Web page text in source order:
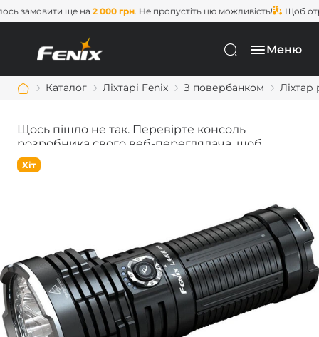
ще на2 000 грн. Не пропустіть цю можливість! Щоб
Меню
Каталог Ліхтарі Fenix З повербанком Ліхтар
Щось пішло не так. Перевірте консоль
розробника свого веб-переглядача, щоб
дізнатися більше.
Хіт